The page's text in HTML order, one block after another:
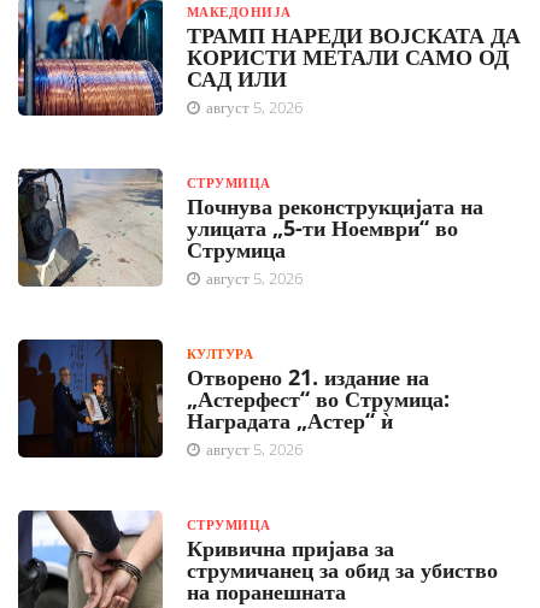
МАКЕДОНИЈА
ТРАМП НАРЕДИ ВОЈСКАТА ДА
КОРИСТИ МЕТАЛИ САМО ОД
САД ИЛИ
август 5, 2026
СТРУМИЦА
Почнува реконструкцијата на
улицата „5-ти Ноември“ во
Струмица
август 5, 2026
КУЛТУРА
Отворено 21. издание на
„Астерфест“ во Струмица:
Наградата „Астер“ ѝ
август 5, 2026
СТРУМИЦА
Кривична пријава за
струмичанец за обид за убиство
на поранешната